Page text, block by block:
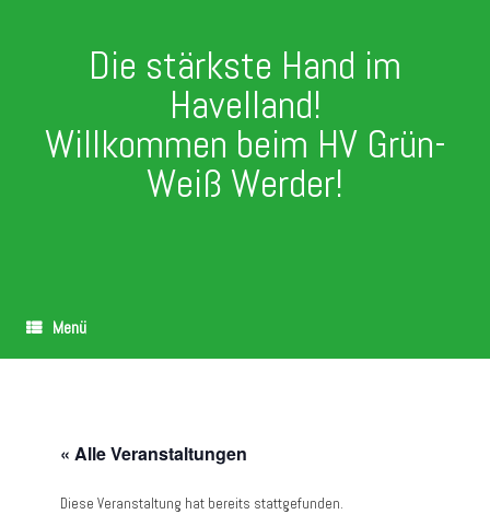
Die stärkste Hand im
Havelland!
Willkommen beim HV Grün-
Weiß Werder!
Menü
« Alle Veranstaltungen
Diese Veranstaltung hat bereits stattgefunden.